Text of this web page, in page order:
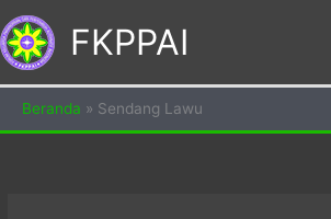
to
content
FKPPAI
Beranda » Sendang Lawu